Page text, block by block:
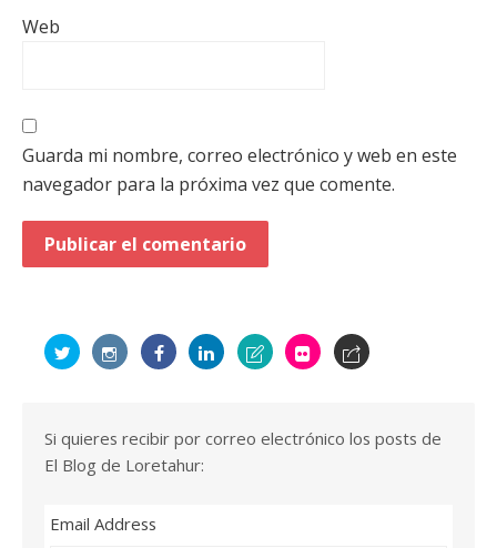
Web
Guarda mi nombre, correo electrónico y web en este
navegador para la próxima vez que comente.
Si quieres recibir por correo electrónico los posts de
El Blog de Loretahur:
Email Address